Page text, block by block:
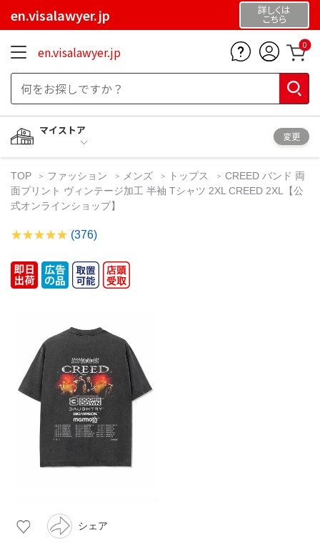
en.visalawyer.jp 詳しくは
こちら
en.visalawyer.jp 0
マイストア
変更
TOP ファッション メンズ トップス
CREED バンド 両
面プリント ヴィンテージ加工 半袖 Tシャツ 2XL CREED 2XL【公
式オンラインショップ】
(376)
シェア